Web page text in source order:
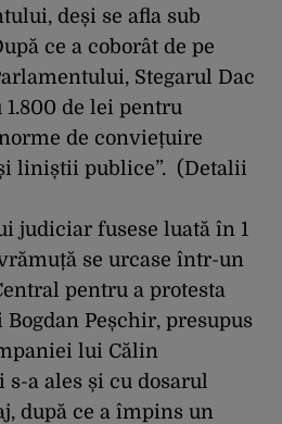
deși se afla sub
ce a coborât de pe
Stegarul Dac
de lei pentru
de conviețuire
liniștii publice”. ( Detalii
judiciar fusese luată în 1
se urcase într-un
pentru a protesta
Peșchir, presupus
lui Călin
s-a ales și cu dosarul
după ce a împins un